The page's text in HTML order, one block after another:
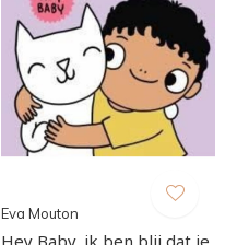
Eva Mouton
Hey Baby, ik ben blij dat je